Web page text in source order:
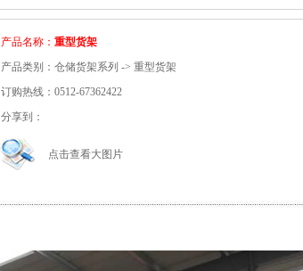
产品名称： 重型货架
产品类别：仓储货架系列 -> 重型货架
订购热线：0512-67362422
分享到：
点击查看大图片